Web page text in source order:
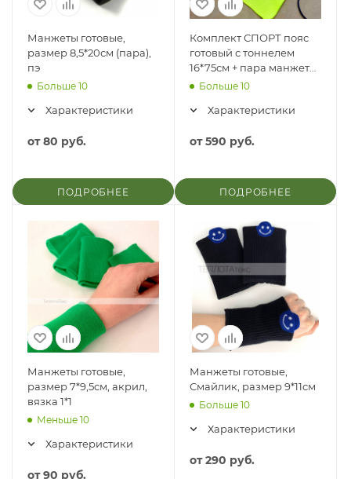
Манжеты готовые,
размер 8,5*20см (пара),
пэ
Больше 10
Характеристики
от80 руб.
ПОДРОБНЕЕ
Комплект СПОРТ пояс
готовый с тоннелем
16*75см + пара манжет
11*26см
Больше 10
Характеристики
от590 руб.
ПОДРОБНЕЕ
Манжеты готовые,
размер 7*9,5см, акрил,
вязка 1*1
Меньше 10
Характеристики
от90 руб.
Манжеты готовые,
Смайлик, размер 9*11см
Больше 10
Характеристики
от290 руб.